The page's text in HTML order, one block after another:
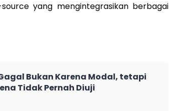
yang mengintegrasikan berbagai
Bukan Karena Modal, tetapi
Tidak Pernah Diuji